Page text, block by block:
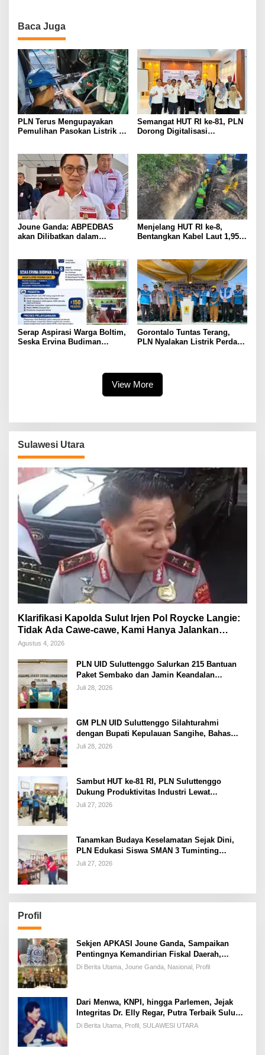
Baca Juga
PLN Terus Mengupayakan
Pemulihan Pasokan Listrik di
Semangat HUT RI ke-81, PLN
Dorong Digitalisasi
Joune Ganda: ABPEDBAS
akan Dilibatkan dalam
Menjelang HUT RI ke-8,
Bentangkan Kabel Laut 1,95
Tuntaskan 100 Persen Rasio
Desa Berlistrik Provinsi
Gorontalo
Serap Aspirasi Warga Boltim,
Seska Ervina Budiman
Gorontalo Tuntas Terang,
PLN Nyalakan Listrik Perdana
View More
Sulawesi Utara
Klarifikasi Kapolda Sulut Irjen Pol Roycke Langie:
Tidak Ada Cawe-cawe, Kami Hanya Jalankan
Perintah Undang-Undang
Agustus 4, 2026
PLN UID Suluttenggo Salurkan 215 Bantuan
Paket Sembako dan Jamin Keandalan
Kelistrikan Pasca Bencana di Tamako
Juli 28, 2026
GM PLN UID Suluttenggo Silahturahmi
dengan Bupati Kepulauan Sangihe, Bahas
Keandalan Sistem Kelistrikan hingga
Juli 28, 2026
Sambut HUT ke-81 RI, PLN Suluttenggo
Dukung Produktivitas Industri Lewat
Penambahan Daya PT J Resources Bolaang
Juli 27, 2026
Tanamkan Budaya Keselamatan Sejak Dini,
PLN Edukasi Siswa SMAN 3 Tuminting
Manado Soal Bahaya Listrik
Juli 27, 2026
Profil
Sekjen APKASI Joune Ganda, Sampaikan
Pentingnya Kemandirian Fiskal Daerah,
Dihadapan Pimpinan DPR-RI
Di Berita Utama, Joune Ganda, Nasional, Profil
Dari Menwa, KNPI, hingga Parlemen, Jejak
Integritas Dr. Elly Regar, Putra Terbaik Suluun
yang Disegani Lintas Generasi
Di Berita Utama, Profil, SULAWESI UTARA